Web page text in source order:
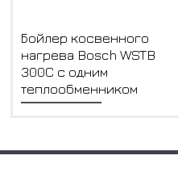
Быстрый просмотр
Бойлер косвенного
нагрева Bosch WSTB
300C с одним
теплообменником